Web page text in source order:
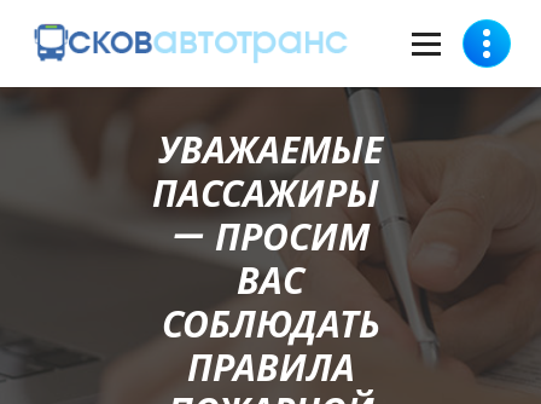
УВАЖАЕМЫЕ
ПАССАЖИРЫ
— ПРОСИМ
ВАС
СОБЛЮДАТЬ
ПРАВИЛА